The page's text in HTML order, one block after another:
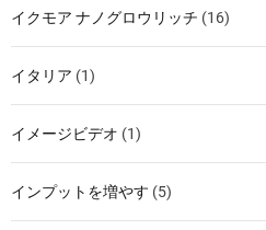
イクモア ナノグロウリッチ (16)
イタリア (1)
イメージビデオ (1)
インプットを増やす (5)